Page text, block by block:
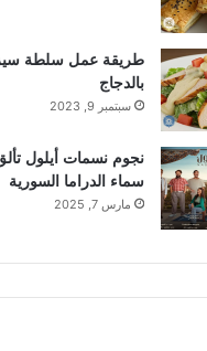
طريقة عمل سلطة
بالدجاج
سبتمبر 9, 2023
نجوم نسمات أيلول
سماء الدراما السورية
مارس 7, 2025